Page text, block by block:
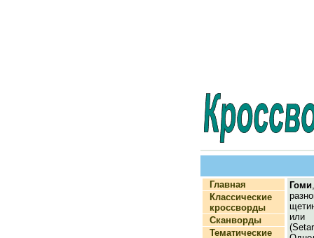
Главная
Классические
кроссворды
Сканворды
Тематические
Гоми
или